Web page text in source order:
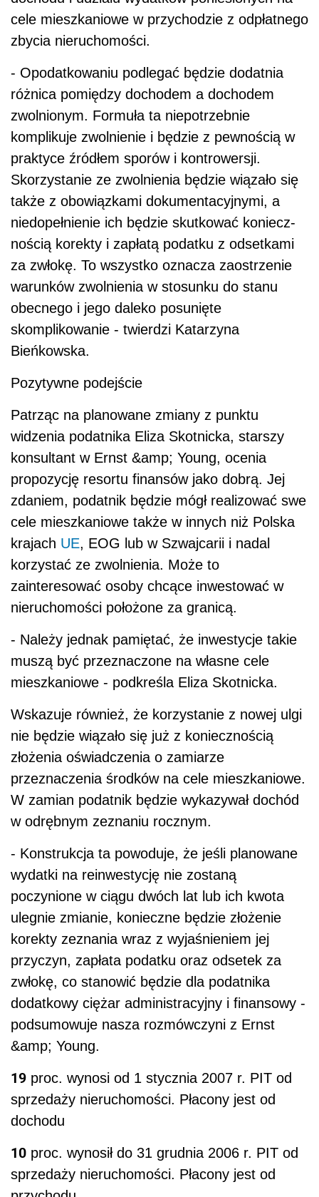
cele mieszkaniowe w przychodzie z odpłatnego
zbycia nieruchomości.
- Opodatkowaniu podlegać będzie dodatnia
różnica pomiędzy dochodem a dochodem
zwolnionym. Formuła ta niepotrzebnie
komplikuje zwolnienie i będzie z pewnością w
praktyce źródłem sporów i kontrowersji.
Skorzystanie ze zwolnienia będzie wiązało się
także z obowiązkami dokumentacyjnymi, a
niedopełnienie ich będzie skutkować koniecz-
nością korekty i zapłatą podatku z odsetkami
za zwłokę. To wszystko oznacza zaostrzenie
warunków zwolnienia w stosunku do stanu
obecnego i jego daleko posunięte
skomplikowanie - twierdzi Katarzyna
Bieńkowska.
Pozytywne podejście
Patrząc na planowane zmiany z punktu
widzenia podatnika Eliza Skotnicka, starszy
konsultant w Ernst &amp; Young, ocenia
propozycję resortu finansów jako dobrą. Jej
zdaniem, podatnik będzie mógł realizować swe
cele mieszkaniowe także w innych niż Polska
krajach UE, EOG lub w Szwajcarii i nadal
korzystać ze zwolnienia. Może to
zainteresować osoby chcące inwestować w
nieruchomości położone za granicą.
- Należy jednak pamiętać, że inwestycje takie
muszą być przeznaczone na własne cele
mieszkaniowe - podkreśla Eliza Skotnicka.
Wskazuje również, że korzystanie z nowej ulgi
nie będzie wiązało się już z koniecznością
złożenia oświadczenia o zamiarze
przeznaczenia środków na cele mieszkaniowe.
W zamian podatnik będzie wykazywał dochód
w odrębnym zeznaniu rocznym.
- Konstrukcja ta powoduje, że jeśli planowane
wydatki na reinwestycję nie zostaną
poczynione w ciągu dwóch lat lub ich kwota
ulegnie zmianie, konieczne będzie złożenie
korekty zeznania wraz z wyjaśnieniem jej
przyczyn, zapłata podatku oraz odsetek za
zwłokę, co stanowić będzie dla podatnika
dodatkowy ciężar administracyjny i finansowy -
podsumowuje nasza rozmówczyni z Ernst
&amp; Young.
19 proc. wynosi od 1 stycznia 2007 r. PIT od
sprzedaży nieruchomości. Płacony jest od
dochodu
10 proc. wynosił do 31 grudnia 2006 r. PIT od
sprzedaży nieruchomości. Płacony jest od